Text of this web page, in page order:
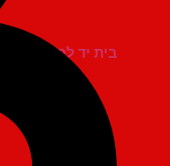
בית יד לבנים אשדוד